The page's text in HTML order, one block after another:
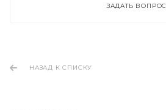
ЗАДАТЬ ВОПРОС
НАЗАД К СПИСКУ